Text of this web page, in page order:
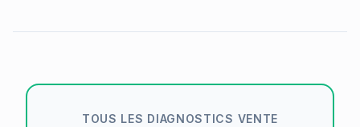
TOUS LES DIAGNOSTICS VENTE